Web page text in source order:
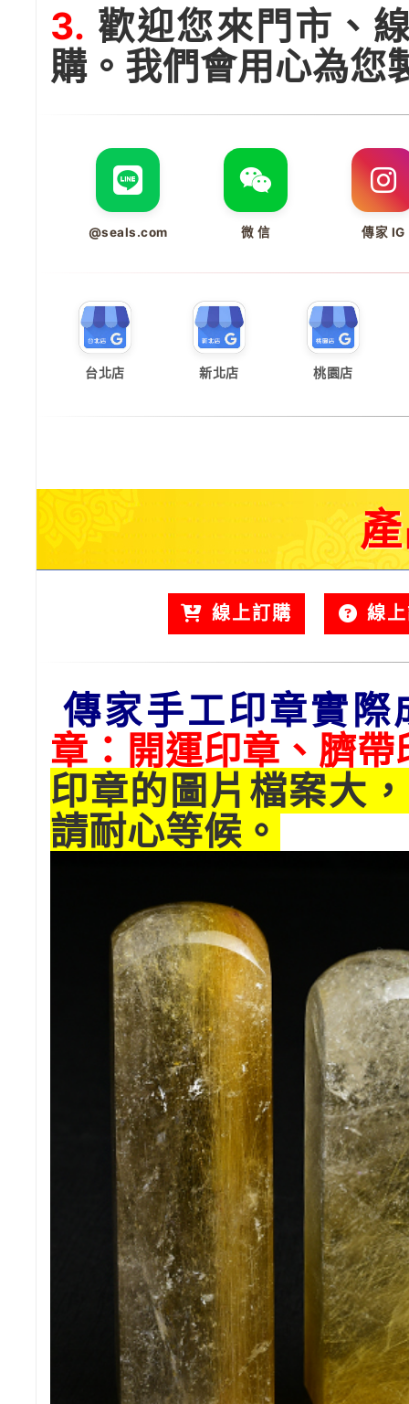
3. 歡迎您來門市、
購。我們會用心為您
@seals.com 微 信 傳家 IG
台北店 新北店 桃園店
線上訂購 線
傳家手工印章實際
章：開運印章、臍帶
印章的圖片檔案大
請耐心等候。